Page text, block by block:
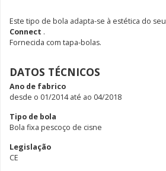
Este tipo de bola adapta-se à estética do seu
Connect .
Fornecida com tapa-bolas.
DATOS TÉCNICOS
Ano de fabrico
desde o 01/2014 até ao 04/2018
Tipo de bola
Bola fixa pescoço de cisne
Legislação
CE